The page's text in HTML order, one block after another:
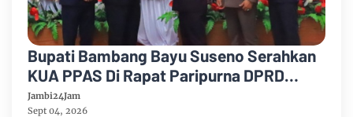
Bupati Bambang Bayu Suseno Serahkan
KUA PPAS Di Rapat Paripurna DPRD
Muarojambi
Jambi24Jam
Sept 04, 2026